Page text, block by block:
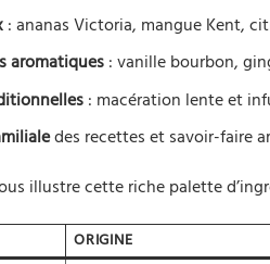
: ananas Victoria, mangue Kent,
aromatiques: vanille bourbon,
: macération lente et
des recettes et savoir-faire
illustre cette riche palette
ORIGINE